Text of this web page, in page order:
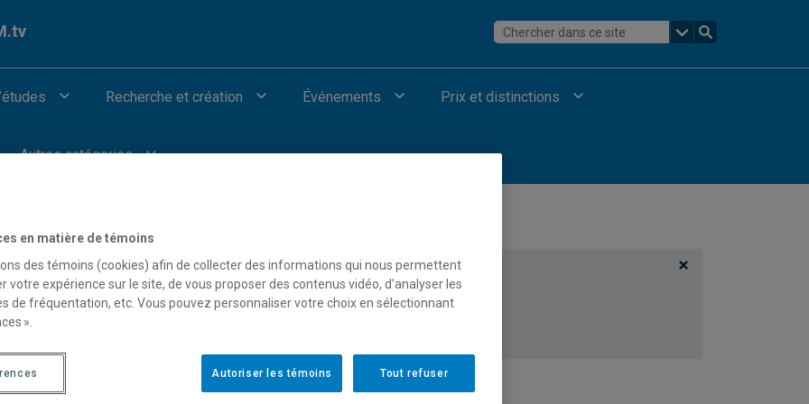
Recherche et création Événements Prix et distinctions
Autres catégories
afficher les vidéos provenant de Youtube.
en matière de témoins
des témoins (cookies) afin de collecter des informations qui nous permettent
votre expérience sur le site, de vous proposer des contenus vidéo, d’analyser les
de fréquentation, etc. Vous pouvez personnaliser votre choix en sélectionnant
».
Tout refuser
Autoriser les témoins